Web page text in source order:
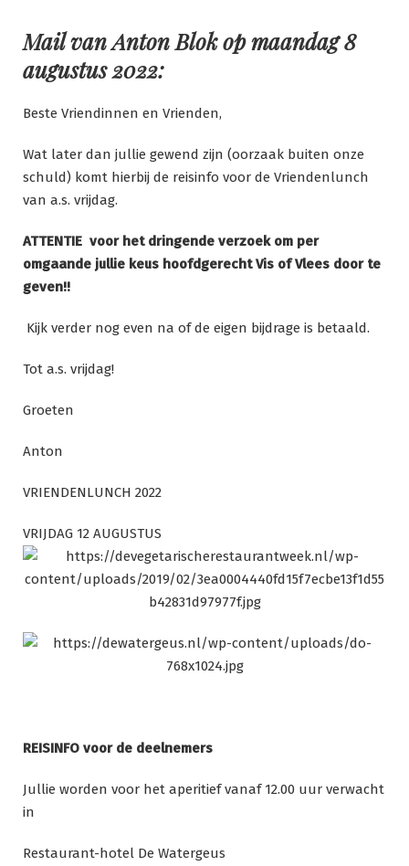
naar
inhoud
Mail van Anton Blok op maandag 8
augustus 2022:
Beste Vriendinnen en Vrienden,
Wat later dan jullie gewend zijn (oorzaak buiten onze
schuld) komt hierbij de reisinfo voor de Vriendenlunch
van a.s. vrijdag.
ATTENTIE voor het dringende verzoek om per
omgaande jullie keus hoofdgerechtVis of Vlees door te
geven!!
Kijk verder nog even na of de eigen bijdrage is betaald.
Tot a.s. vrijdag!
Groeten
Anton
VRIENDENLUNCH 2022
VRIJDAG 12 AUGUSTUS
REISINFO voor de deelnemers
Jullie worden voor het aperitief vanaf 12.00 uur verwacht
in
Restaurant-hotel De Watergeus